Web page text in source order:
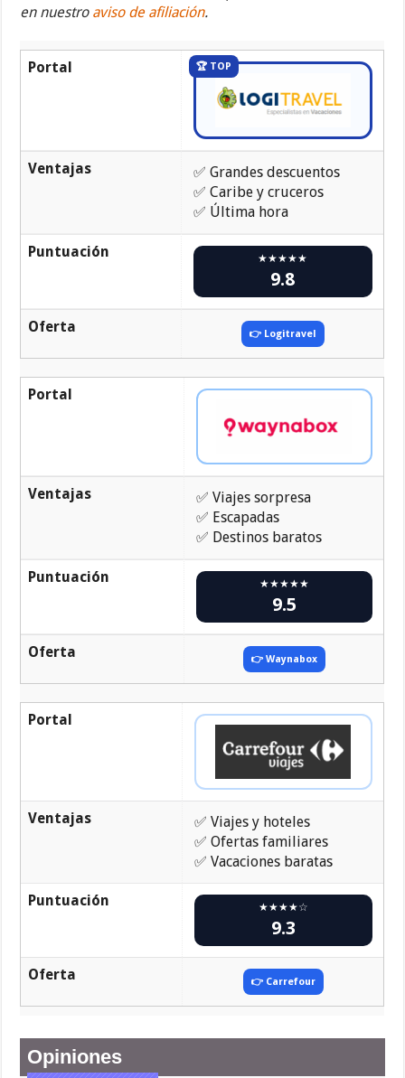
en nuestro aviso de afiliación.
Portal 🏆 TOP
Ventajas
✅ Grandes descuentos
✅ Caribe y cruceros
✅ Última hora
Puntuación ★★★★★
9.8
Oferta 👉 Logitravel
Portal
Ventajas
✅ Viajes sorpresa
✅ Escapadas
✅ Destinos baratos
Puntuación ★★★★★
9.5
Oferta 👉 Waynabox
Portal
Ventajas
✅ Viajes y hoteles
✅ Ofertas familiares
✅ Vacaciones baratas
Puntuación ★★★★☆
9.3
Oferta 👉 Carrefour
Opiniones